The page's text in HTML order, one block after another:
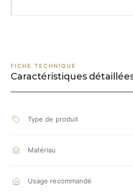
FICHE TECHNIQUE
Caractéristiques
Type de produit
Matériau
Usage recommandé